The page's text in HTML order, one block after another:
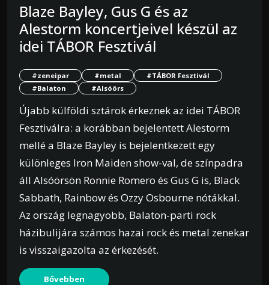
Blaze Bayley, Gus G és az
Alestorm koncertjeivel készül az
idei TÁBOR Fesztivál
#zeneipar #metal
#TÁBOR Fesztivál
#Balaton
#Alsóörs
Újabb külföldi sztárok érkeznek az idei TÁBOR
Fesztiválra: a korábban bejelentett Alestorm
mellé a Blaze Bayley is bejelentkezett egy
különleges Iron Maiden show-val, de színpadra
áll Alsóörsön Ronnie Romero és Gus G is, Black
Sabbath, Rainbow és Ozzy Osbourne nótákkal.
Az ország legnagyobb, Balaton-parti rock
házibulijára számos hazai rock és metal zenekar
is visszaigazolta az érkezését.
Bővebben